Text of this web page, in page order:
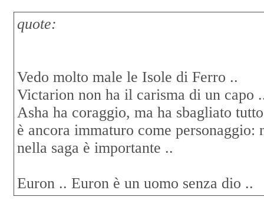
quote:
Vedo molto male le Isole di Ferro ..
Victarion non ha il carisma di un capo
Asha ha coraggio, ma ha sbagliato
è ancora immaturo come
nella saga è importante ..
Euron .. Euron è un uomo senza dio ..